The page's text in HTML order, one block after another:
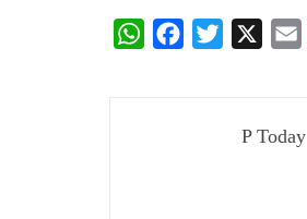
WhatsAppFacebook
Twitter
P Today